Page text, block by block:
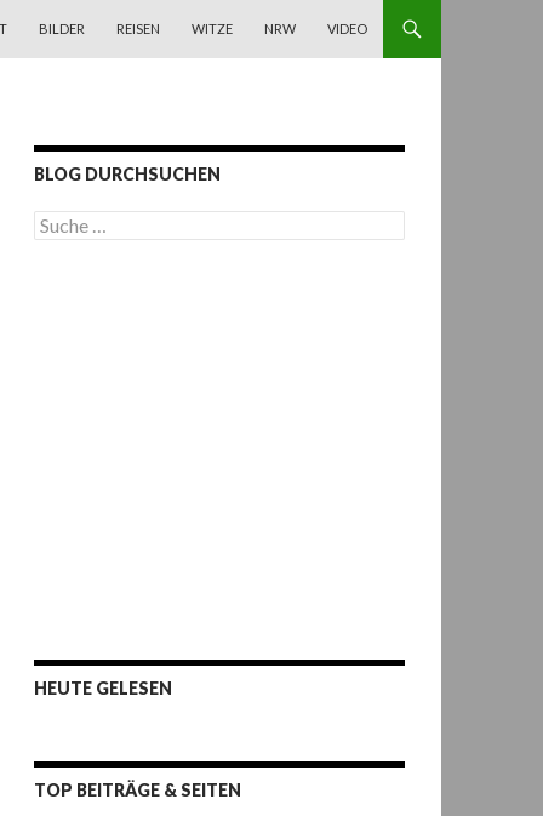
BILDER REISEN WITZE NRW VIDEO
BLOG DURCHSUCHEN
S
u
HEUTE GELESEN
TOP BEITRÄGE & SEITEN